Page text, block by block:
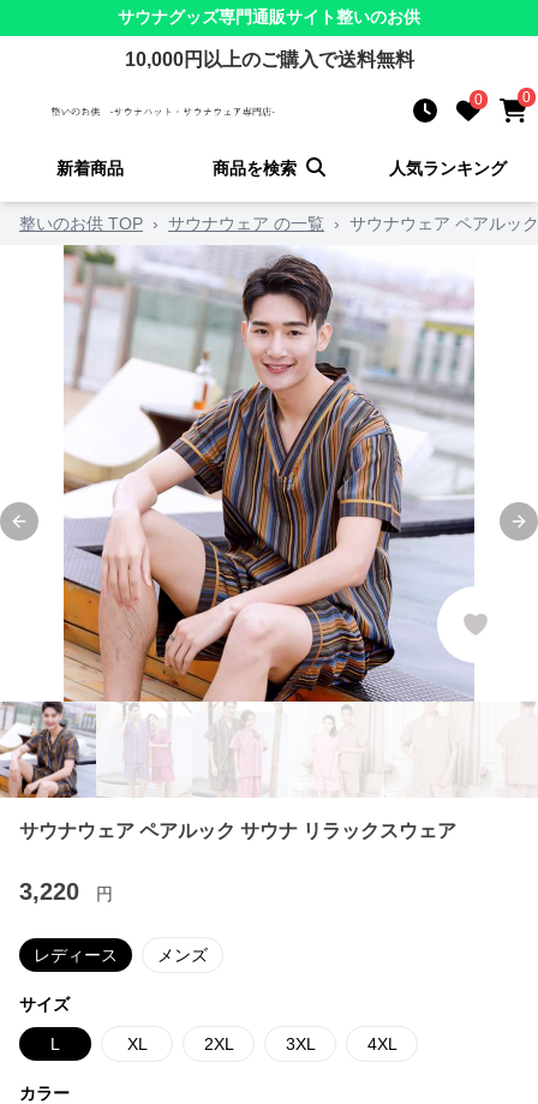
サウナグッズ専門通販サイト整いのお供
10,000円以上のご購入で送料無料
0 0
新着商品 商品を検索 人気ランキング
整いのお供 TOP › サウナウェア の一覧 › サウナウェア ペアルッ
Previous slide
サウナウェア ペアルック サウナ リラックスウェア
3,220 円
レディース メンズ
サイズ
L XL 2XL 3XL 4XL
カラー